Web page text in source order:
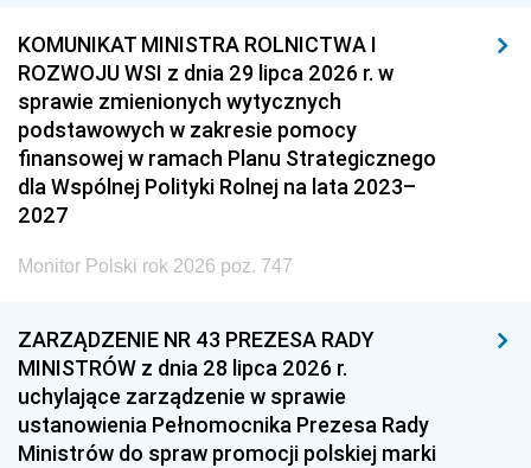
KOMUNIKAT MINISTRA ROLNICTWA I
ROZWOJU WSI z dnia 29 lipca 2026 r. w
sprawie zmienionych wytycznych
podstawowych w zakresie pomocy
finansowej w ramach Planu Strategicznego
dla Wspólnej Polityki Rolnej na lata 2023–
2027
Monitor Polski rok 2026 poz. 747
ZARZĄDZENIE NR 43 PREZESA RADY
MINISTRÓW z dnia 28 lipca 2026 r.
uchylające zarządzenie w sprawie
ustanowienia Pełnomocnika Prezesa Rady
Ministrów do spraw promocji polskiej marki